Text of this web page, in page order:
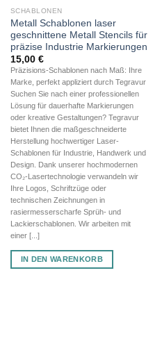
SCHABLONEN
Metall Schablonen laser
geschnittene Metall Stencils für
präzise Industrie Markierungen
15,00 €
Präzisions-Schablonen nach Maß: Ihre
Marke, perfekt appliziert durch Tegravur
Suchen Sie nach einer professionellen
Lösung für dauerhafte Markierungen
oder kreative Gestaltungen? Tegravur
bietet Ihnen die maßgeschneiderte
Herstellung hochwertiger Laser-
Schablonen für Industrie, Handwerk und
Design. Dank unserer hochmodernen
CO₂-Lasertechnologie verwandeln wir
Ihre Logos, Schriftzüge oder
technischen Zeichnungen in
rasiermesserscharfe Sprüh- und
Lackierschablonen. Wir arbeiten mit
einer [...]
IN DEN WARENKORB